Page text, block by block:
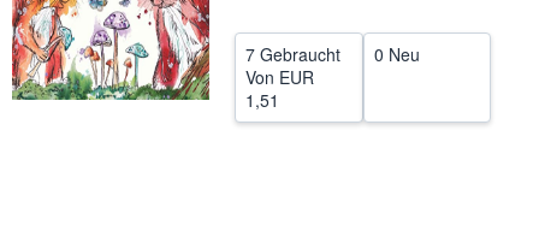
7 Gebraucht
Von EUR
1,51
0 Neu